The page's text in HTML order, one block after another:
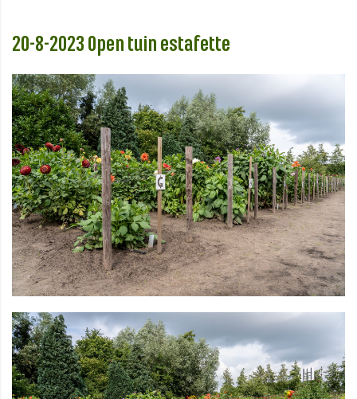
20-8-2023 Open tuin estafette